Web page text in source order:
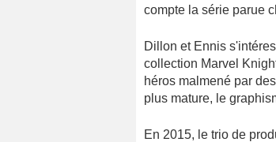
compte la série parue
Dillon et Ennis
collection Marvel
héros malmené par
plus mature, le
En 2015, le trio de